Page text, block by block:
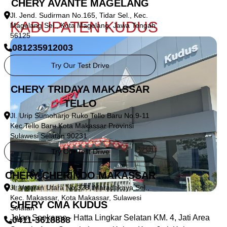
CHERY AVANTE MAGELANG
Jl. Jend. Sudirman No.165, Tidar Sel., Kec.
Magelang Sel., Kota Magelang, Jawa Tengah
56125
081235912003
Try Our Test Drive
CHERY TRIDAYA MAKASSAR
TELLO
Jl. Urip Sumoharjo Ruko Tello Baru No.9-11
Kec.Tello Baru Kota Makassar Provinsi
Sulawesi Selatan 90231
Try Our Test Drive
CHERY CHERINDO MAKASSAR
Jl. Veteran Utara No.328, Maradekaya Sel.,
Kec. Makassar, Kota Makassar, Sulawesi
Selatan
0411-3618888
KABUPATEN KUDUS
CHERY CMA KUDUS
Jalan Soekarno - Hatta Lingkar Selatan KM. 4, Jati Area